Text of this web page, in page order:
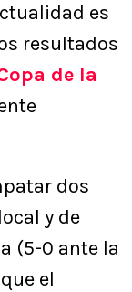
es
resultados
de la
dos
y de
(5-0 ante la
el